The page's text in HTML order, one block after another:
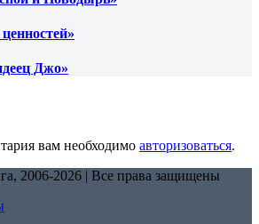
Джо»
вам необходимо авторизоваться.
2006-2026 | Все права защищены